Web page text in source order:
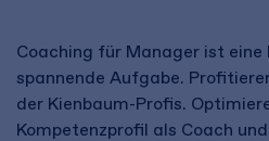
Coaching für Manager ist
spannende Aufgabe.
der Kienbaum-Profis.
Kompetenzprofil als Coach